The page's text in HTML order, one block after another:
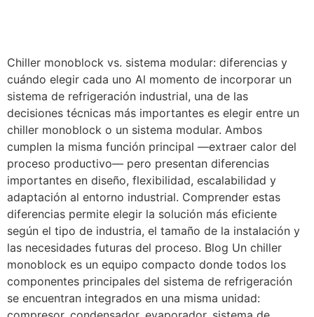
Chiller monoblock vs. sistema modular: diferencias y
cuándo elegir cada uno Al momento de incorporar un
sistema de refrigeración industrial, una de las
decisiones técnicas más importantes es elegir entre un
chiller monoblock o un sistema modular. Ambos
cumplen la misma función principal —extraer calor del
proceso productivo— pero presentan diferencias
importantes en diseño, flexibilidad, escalabilidad y
adaptación al entorno industrial. Comprender estas
diferencias permite elegir la solución más eficiente
según el tipo de industria, el tamaño de la instalación y
las necesidades futuras del proceso. Blog Un chiller
monoblock es un equipo compacto donde todos los
componentes principales del sistema de refrigeración
se encuentran integrados en una misma unidad: